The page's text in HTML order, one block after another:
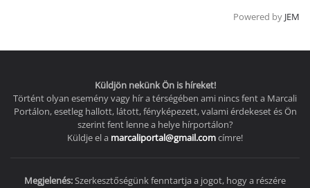
Powered by JEM
Küldjön nekünk Ön is híreket!
Történt olyan esemény vagy hír a térségében ami nincs fent a Marcali
Portálon, esetleg hallott, látott, fényképezett, valami érdekeset és Ön
szerint fent lenne a helye hírportálon?
Küldje el a marcaliportal@gmail.comcímre!
Megjelenés:Szerkesztőségünk fenntartja a jogot, hogy a részére